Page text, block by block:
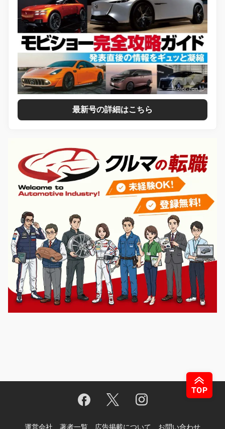
最新号の詳細はこちら
運営会社 著者一覧 広告掲載について お問い合わせ